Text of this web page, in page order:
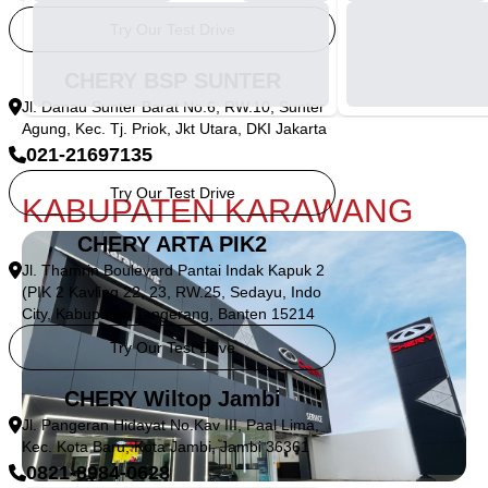
Jl. Danau Sunter Barat No.6, RW.10, Sunter
Agung, Kec. Tj. Priok, Jkt Utara, DKI Jakarta
021-21697135
Try Our Test Drive
CHERY ARTA PIK2
Jl. Thamrin Boulevard Pantai Indak Kapuk 2
(PIK 2 Kavling 22, 23, RW.25, Sedayu, Indo
City, Kabupaten Tangerang, Banten 15214
Try Our Test Drive
CHERY Wiltop Jambi
Jl. Pangeran Hidayat No.Kav III, Paal Lima,
Kec. Kota Baru, Kota Jambi, Jambi 36361
0821-8984-0628
KABUPATEN KARAWANG